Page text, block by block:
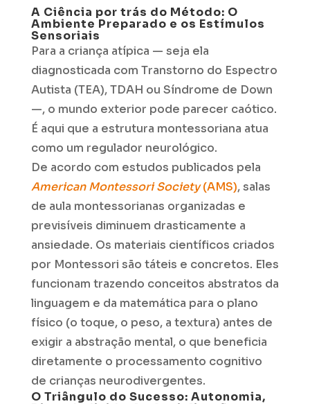
A Ciência por trás do Método: O
Ambiente Preparado e os Estímulos
Sensoriais
Para a criança atípica — seja ela
diagnosticada com Transtorno do Espectro
Autista (TEA), TDAH ou Síndrome de Down
—, o mundo exterior pode parecer caótico.
É aqui que a estrutura montessoriana atua
como um regulador neurológico.
De acordo com estudos publicados pela
American Montessori Society(AMS), salas
de aula montessorianas organizadas e
previsíveis diminuem drasticamente a
ansiedade. Os materiais científicos criados
por Montessori são táteis e concretos. Eles
funcionam trazendo conceitos abstratos da
linguagem e da matemática para o plano
físico (o toque, o peso, a textura) antes de
exigir a abstração mental, o que beneficia
diretamente o processamento cognitivo
de crianças neurodivergentes.
O Triângulo do Sucesso: Autonomia,